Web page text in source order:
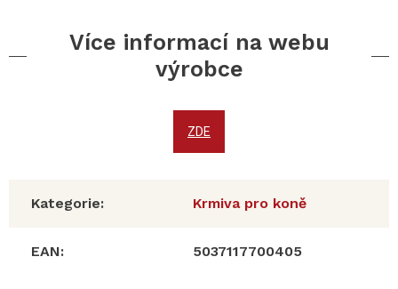
Více informací na webu
výrobce
ZDE
Kategorie: Krmiva pro koně
EAN: 5037117700405